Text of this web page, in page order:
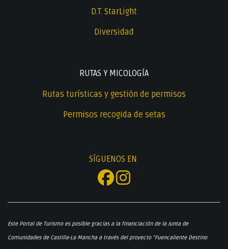
D.T. StarLight
Diversidad
RUTAS Y MICOLOGÍA
Rutas turísticas y gestión de permisos
Permisos recogida de setas
SÍGUENOS EN
Este Portal de Turismo es posible gracias a la financiación de la Junta de
Comunidades de Castilla-La Mancha a través del proyecto "Fuencaliente Destino